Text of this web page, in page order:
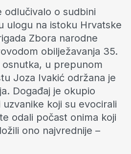
odlučivalo o sudbini
ulogu na istoku Hrvatske
Zbora narodne
obilježavanja 35.
u prepunom
Joza Ivakić održana je
Događaj je okupio
koji su evocirali
odali počast onima koji
ono najvrednije –